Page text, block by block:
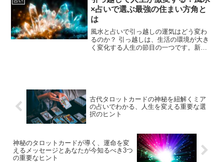
は環境や場所を変えること...
×占いで選ぶ最強の住まい方角と
は
風水と占いで引っ越しの運気はどう変わ
るのか？ 引っ越しは、生活の環境が大き
く変化する人生の節目の一つです。新し
古代タロットカードの神秘を紐解くミア
の占いでわかる、人生を変える重要な選
択のヒント
神秘のタロットカードが導く、運命を変
えるメッセージとあなたが今知るべき3つ
の重要なヒント